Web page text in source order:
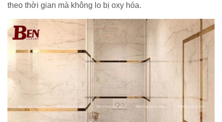
theo thời gian mà không lo bị oxy hóa.